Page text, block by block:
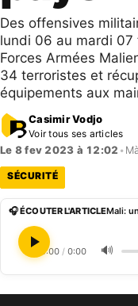
Des offensives
lundi 06 au mardi
Forces Armées
34 terroristes et
équipements aux
Casimir Vodjo
Voir tous ses articles
Le 8 fev 2023 à 12:02 •
SÉCURITÉ
🎧 ÉCOUTER L'ARTICLE
0:00 / 0:00 🔊